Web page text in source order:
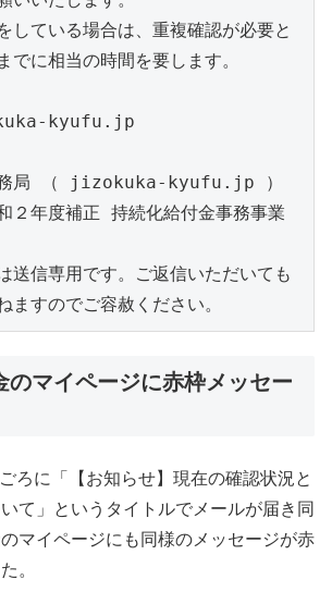
している場合は、重複確認が必要と
でに相当の時間を要します。
kyufu.jp
務局 （ jizokuka-kyufu.jp ）
２年度補正 持続化給付金事務事業
送信専用です。ご返信いただいても
ますのでご容赦ください。
のマイページに赤枠メッセー
ろに「【お知らせ】現在の確認状況と
て」というタイトルでメールが届き同
マイページにも同様のメッセージが赤
。